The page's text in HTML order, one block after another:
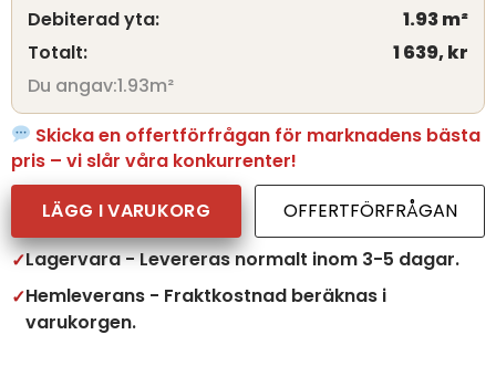
Debiterad yta:
1.93m²
Totalt:
1 639, kr
Du angav:1.93m²
Skicka en offertförfrågan för marknadens bästa
pris – vi slår våra konkurrenter!
LÄGG I VARUKORG
OFFERTFÖRFRÅGAN
Lagervara - Levereras normalt inom 3-5 dagar.
Hemleverans - Fraktkostnad beräknas i
varukorgen.